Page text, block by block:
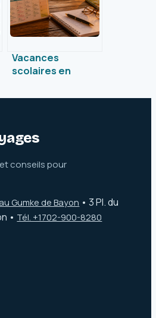
Vacances
scolaires en
calendrier officiel,
planification
conseils pour
Gumke de Bayon •3 Pl. du
• Tél. +1702-900-8280